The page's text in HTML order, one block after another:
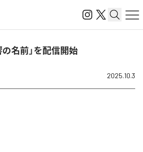
名前」を配信開始
2025.10.3